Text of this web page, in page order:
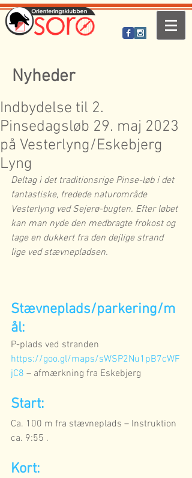
Nyheder
Indbydelse til 2.
Pinsedagsløb 29. maj 2023
på Vesterlyng/Eskebjerg
Lyng
Deltag i det traditionsrige Pinse-løb i det
fantastiske, fredede naturområde
Vesterlyng ved Sejerø-bugten. Efter løbet
kan man nyde den medbragte frokost og
tage en dukkert fra den dejlige strand
lige ved stævnepladsen.
Stævneplads/parkering/m
ål:
P-plads ved stranden
https://goo.gl/maps/sWSP2Nu1pB7cWF
jC8 – afmærkning fra Eskebjerg
Start:
Ca. 100 m fra stævneplads – Instruktion
ca. 9:55 .
Kort: